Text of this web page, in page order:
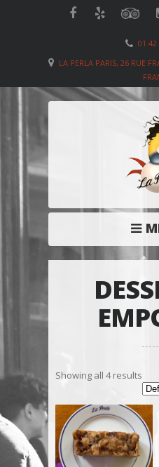
01 42
LA PERLA PARIS, 26 RUE
Showing all 4 results